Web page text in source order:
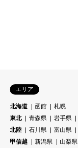
エリア
北海道 函館
札幌
東北
青森県 岩手県
北陸
石川県 富山県
甲信越
新潟県 山梨県